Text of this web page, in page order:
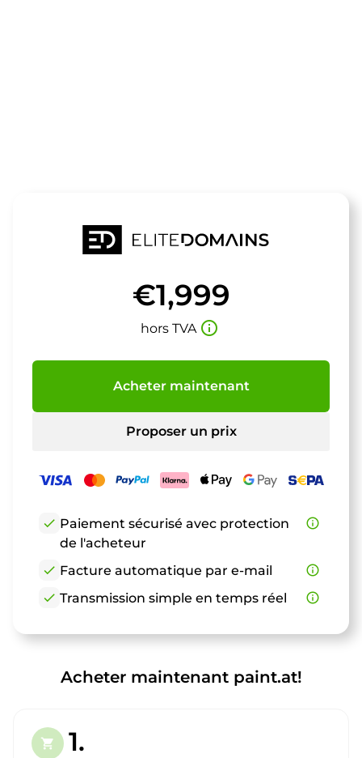
€1,999
hors TVA info_outline
Acheter maintenant
Proposer un prix
check Paiement sécurisé avec protection
de l'acheteur
info_outline
check Facture automatique par e-mail
info_outline
check Transmission simple en temps réel info_outline
Acheter maintenant paint.at!
shopping_cart 1.